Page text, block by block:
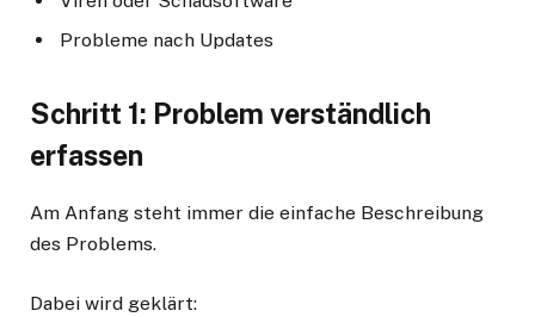
Probleme nach Updates
Schritt 1: Problem verständlich
erfassen
Am Anfang steht immer die einfache Beschreibung
des Problems.
Dabei wird geklärt: